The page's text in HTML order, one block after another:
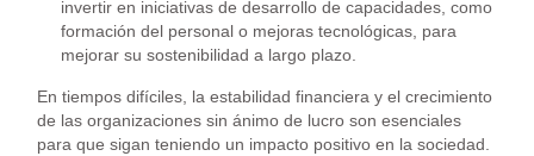
invertir en iniciativas de desarrollo de capacidades, como
formación del personal o mejoras tecnológicas, para
mejorar su sostenibilidad a largo plazo.
En tiempos difíciles, la estabilidad financiera y el crecimiento
de las organizaciones sin ánimo de lucro son esenciales
para que sigan teniendo un impacto positivo en la sociedad.